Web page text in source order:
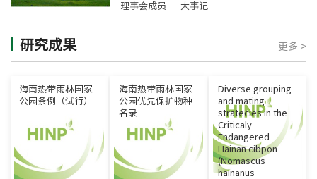
理事会成员 大事记
研究成果 更多 >
海南热带雨林国家
公园条例（试行）
海南热带雨林国家
公园优先保护物种
名录
Diverse grouping
and mating
stratecies in the
Criticaly
Endangered
Hainan cibpon
(Nomascus
hainanus